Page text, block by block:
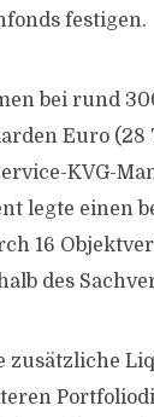
festigen.
bei rund
Euro
KVG-
legte einen
16
des